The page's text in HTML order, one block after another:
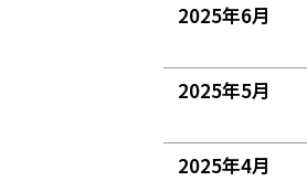
2025年6月
2025年5月
2025年4月